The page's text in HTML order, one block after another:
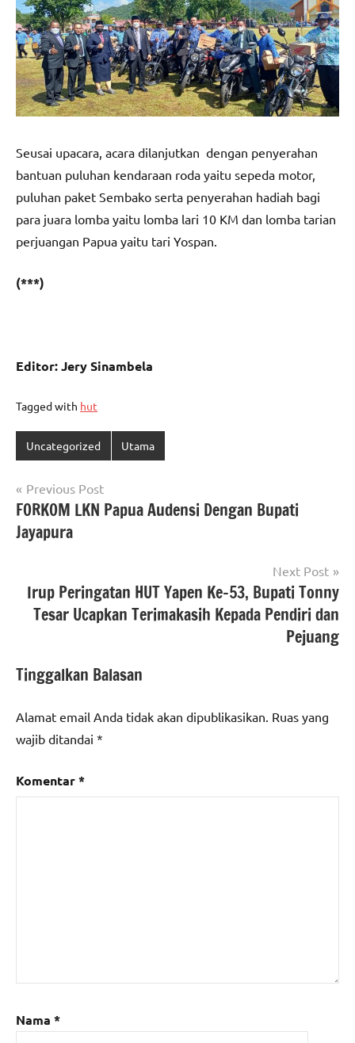
Seusai upacara, acara dilanjutkan dengan penyerahan
bantuan puluhan kendaraan roda yaitu sepeda motor,
puluhan paket Sembako serta penyerahan hadiah bagi
para juara lomba yaitu lomba lari 10 KM dan lomba tarian
perjuangan Papua yaitu tari Yospan.
(***)
Editor: Jery Sinambela
Tagged with hut
Uncategorized Utama
Navigasi
pos
Previous Post
FORKOM LKN Papua Audensi Dengan Bupati
Jayapura
Next Post
Irup Peringatan HUT Yapen Ke-53, Bupati Tonny
Tesar Ucapkan Terimakasih Kepada Pendiri dan
Pejuang
Tinggalkan Balasan
Alamat email Anda tidak akan dipublikasikan. Ruas yang
wajib ditandai *
Komentar*
Nama *